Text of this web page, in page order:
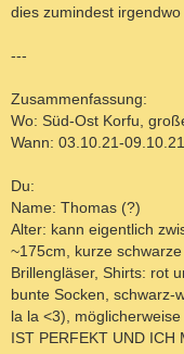
dies zumindest
---
Zusammenfassung:
Wo: Süd-Ost Korfu,
Wann: 03.10.21-09.10.21
Du:
Name: Thomas (?)
Alter: kann eigentlich
~175cm, kurze
Brillengläser, Shirts: rot
bunte Socken, schwarz-
la la <3),
IST PERFEKT UND ICH